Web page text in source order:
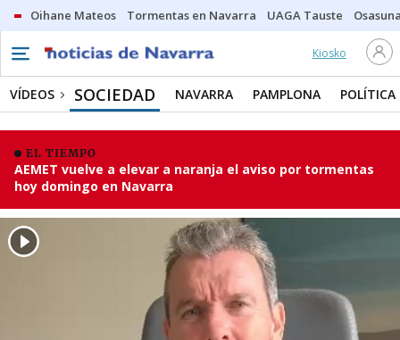
Oihane Mateos Tormentas en Navarra UAGA Tauste
Kiosko
VÍDEOS SOCIEDAD NAVARRA PAMPLONA POLÍTICA
EL TIEMPO
AEMET vuelve a elevar a naranja el aviso por tormentas
hoy domingo en Navarra